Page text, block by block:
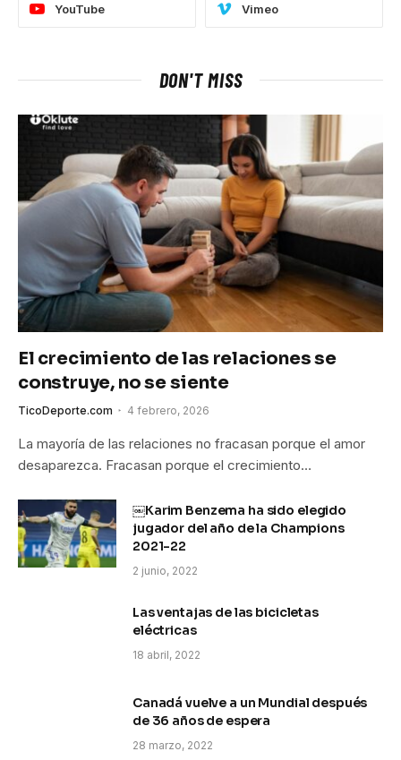
YouTube Vimeo
DON'T MISS
El crecimiento de las relaciones se
construye, no se siente
TicoDeporte.com 4 febrero, 2026
La mayoría de las relaciones no fracasan porque el amor
desaparezca. Fracasan porque el crecimiento…
￼Karim Benzema ha sido elegido
jugador del año de la Champions
2021-22
2 junio, 2022
Las ventajas de las bicicletas
eléctricas
18 abril, 2022
Canadá vuelve a un Mundial después
de 36 años de espera
28 marzo, 2022